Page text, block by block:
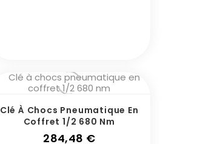
Clé À Chocs Pneumatique En
Coffret 1/2 680 Nm
284,48 €Prix